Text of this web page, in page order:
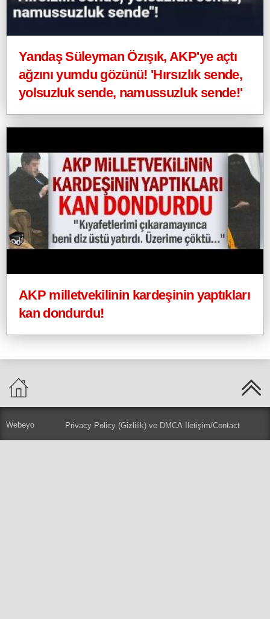
Yandaş Süleyman Özışık, AKP'ye açtı
ağzını yumdu gözünü! 'Hırsızlık sende,
yolsuzluk sende, namussuzluk sende!'
AKP milletvekilinin kardeşinin yaptıkları
kan dondurdu!
Webeyo Privacy Policy (Gizlilik) ve DMCA İletişim/Contact